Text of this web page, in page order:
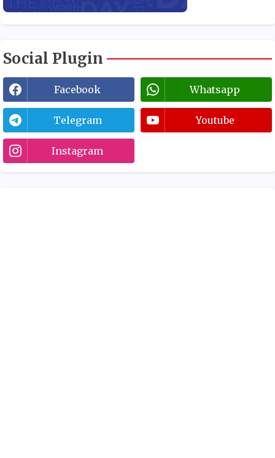
Social Plugin
Facebook Whatsapp
Telegram Youtube
Instagram